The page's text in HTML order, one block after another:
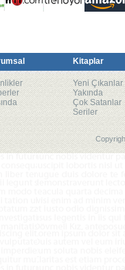
Kitaplar
Yeni Çıkanlar
Yakında
Çok Satanlar
Seriler